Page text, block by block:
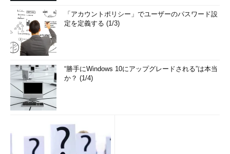
「アカウントポリシー」でユーザーのパスワード設
定を定義する (1/3)
“勝手にWindows 10にアップグレードされる”は本当
か？ (1/4)